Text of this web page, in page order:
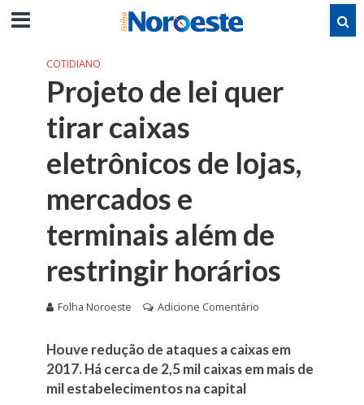
COTIDIANO
Projeto de lei quer
tirar caixas
eletrônicos de lojas,
mercados e
terminais além de
restringir horários
Folha Noroeste Adicione Comentário
Houve redução de ataques a caixas em
2017. Há cerca de 2,5 mil caixas em mais de
mil estabelecimentos na capital